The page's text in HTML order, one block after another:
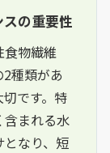
の重要性
物繊維
種類があ
です。特
含まれる水
なり、短